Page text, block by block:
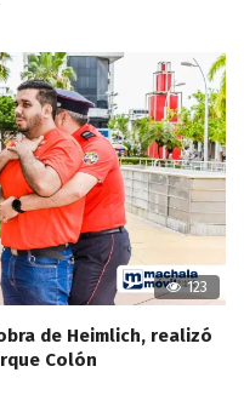
123
de Heimlich, realizó
Colón